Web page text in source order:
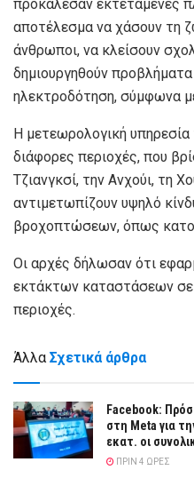
προκάλεσαν εκτεταμένες
αποτέλεσμα να χάσουν τη
άνθρωποι, να κλείσουν
δημιουργηθούν προβλήματα
ηλεκτροδότηση, σύμφωνα
Η μετεωρολογική
διάφορες περιοχές, που
Τζιανγκσί, την Ανχούι, τη
αντιμετωπίζουν υψηλό
βροχοπτώσεων, όπως
Οι αρχές δήλωσαν ότι
εκτάκτων καταστάσεων σε
περιοχές.
Άλλα Σχετικά άρθρα
Facebook:
στη Meta για
εκατ. οι
ΠΡΙΝ 4 ΏΡΕΣ